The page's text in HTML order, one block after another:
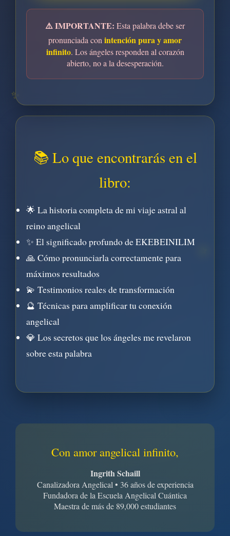
✨
⚠️ IMPORTANTE: Esta palabra debe ser
pronunciada conintención pura y amor
infinito. Los ángeles responden al corazón
abierto, no a la desesperación.
📚 Lo que encontrarás en el
libro:
🌟 La historia completa de mi viaje astral al
reino angelical
✨ El significado profundo de EKEBEINILIM
🙏 Cómo pronunciarla correctamente para
máximos resultados
💫 Testimonios reales de transformación
🔮 Técnicas para amplificar tu conexión
angelical
💎 Los secretos que los ángeles me revelaron
sobre esta palabra
Con amor angelical infinito,
Ingrith Schaill
Canalizadora Angelical • 36 años de experiencia
Fundadora de la Escuela Angelical Cuántica
Maestra de más de 89,000 estudiantes